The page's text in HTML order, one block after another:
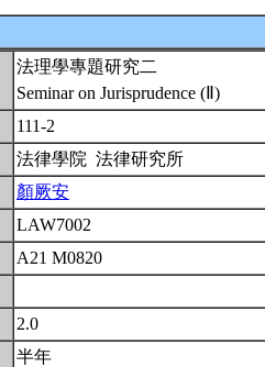
法理學專題研究二
Seminar on Jurisprudence (Ⅱ)
111-2
法律學院 法律研究所
顏厥安
LAW7002
A21 M0820
2.0
半年